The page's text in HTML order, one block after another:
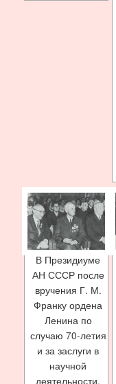
В Президиуме
АН СССР после
вручения Г. М.
Франку ордена
Ленина по
случаю 70-летия
и за заслуги в
научной
деятельности.